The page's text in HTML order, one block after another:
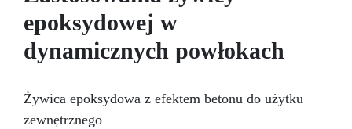
przezroczystej (do LED i łatwej kontroli) oraz z
czarnym barwnikiem – osobno, dla ochrony
patentowej i anty-sabotażowej.
epoksydowej w
dynamicznych powłokach
Żywica epoksydowa z efektem betonu do użytku
zewnętrznego